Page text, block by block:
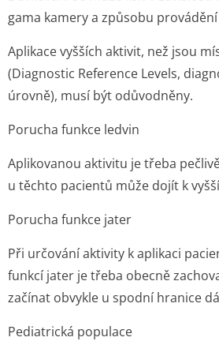
gama kamery a způsobu
Aplikace vyšších aktivit, než jsou
(Diagnostic Reference Levels,
úrovně), musí být odůvodněny.
Porucha funkce ledvin
Aplikovanou aktivitu je třeba
u těchto pacientů může dojít k
Porucha funkce jater
Při určování aktivity k aplikaci
funkcí jater je třeba obecně
začínat obvykle u spodní hranice
Pediatrická populace